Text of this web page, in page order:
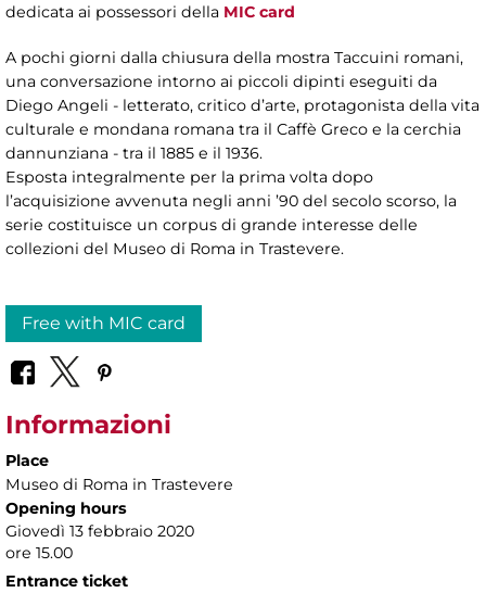
dedicata ai possessori della MIC card
A pochi giorni dalla chiusura della mostra Taccuini romani,
una conversazione intorno ai piccoli dipinti eseguiti da
Diego Angeli - letterato, critico d’arte, protagonista della vita
culturale e mondana romana tra il Caffè Greco e la cerchia
dannunziana - tra il 1885 e il 1936.
Esposta integralmente per la prima volta dopo
l’acquisizione avvenuta negli anni ’90 del secolo scorso, la
serie costituisce un corpus di grande interesse delle
collezioni del Museo di Roma in Trastevere.
Free with MIC card
Informazioni
Place
Museo di Roma in Trastevere
Opening hours
Giovedì 13 febbraio 2020
ore 15.00
Entrance ticket